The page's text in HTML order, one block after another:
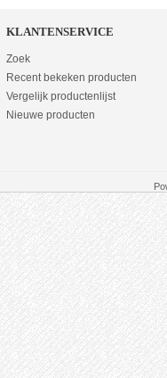
KLANTENSERVICE
Zoek
Recent bekeken producten
Vergelijk productenlijst
Nieuwe producten